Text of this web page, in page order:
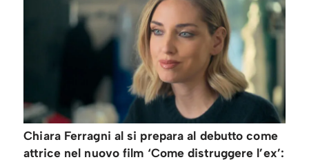
Chiara Ferragni al si prepara al debutto come
attrice nel nuovo film ‘Come distruggere l’ex’: